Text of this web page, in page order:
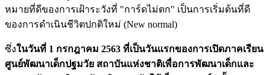
หมายที่ดีของการเฝ้าระวังที่ "การ์ดไม่ตก" เป็นการเริ่มต้นที่ดี
ของการดำเนินชีวิตปกติใหม่ (New normal)
ซึ่งในวันที่ 1 กรกฎาคม 2563 ที่เป็นวันแรกของการเปิดภาคเรียน
ศูนย์พัฒนาเด็กปฐมวัย สถาบันแห่งชาติเพื่อการพัฒนาเด็กและ